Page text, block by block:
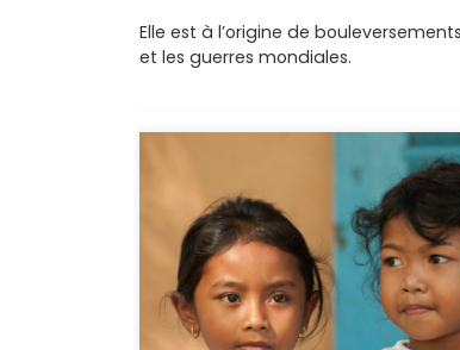
Elle est à l’origine de
et les guerres mondiales.
Il y a des pays où les gens se laissent
facilement prendre en photo que
certaine culture, il existe des
rapport à la photo. Certain pense
l’âme de la personne. Un portrait doit
faire dans le respect et la dignité.